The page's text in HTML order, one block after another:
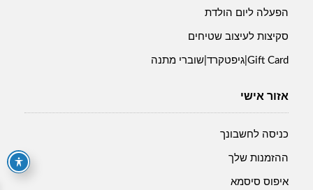
הפעלה ליום הולדת
סקיצות לעיצוב שטיחים
Gift Card|גיפטקרד|שוברי מתנה
אזור אישי
כניסה לחשבונך
ההזמנות שלך
איפוס סיסמא